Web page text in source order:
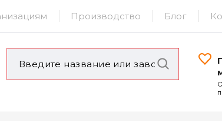
Производство Блог